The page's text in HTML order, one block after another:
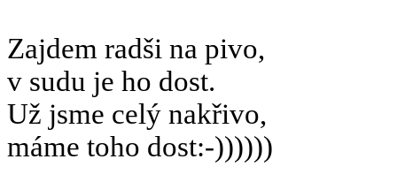
Zajdem radši na pivo,
v sudu je ho dost.
Už jsme celý nakřivo,
máme toho dost:-))))))